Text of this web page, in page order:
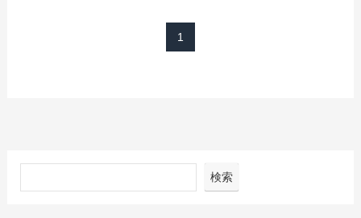
1
検索